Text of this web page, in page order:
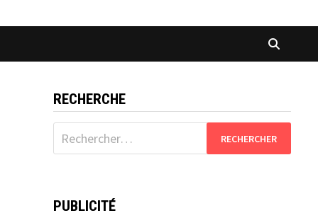
RECHERCHE
Rechercher :
PUBLICITÉ